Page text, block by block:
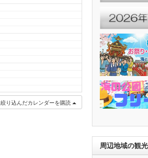
絞り込んだカレンダーを購読
周辺地域の観